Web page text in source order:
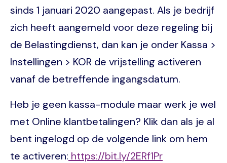
sinds 1 januari 2020 aangepast. Als je bedrijf
zich heeft aangemeld voor deze regeling bij
de Belastingdienst, dan kan je onder Kassa >
Instellingen > KOR de vrijstelling activeren
vanaf de betreffende ingangsdatum.
Heb je geen kassa-module maar werk je wel
met Online klantbetalingen? Klik dan als je al
bent ingelogd op de volgende link om hem
te activeren: https://bit.ly/2ERf1Pr